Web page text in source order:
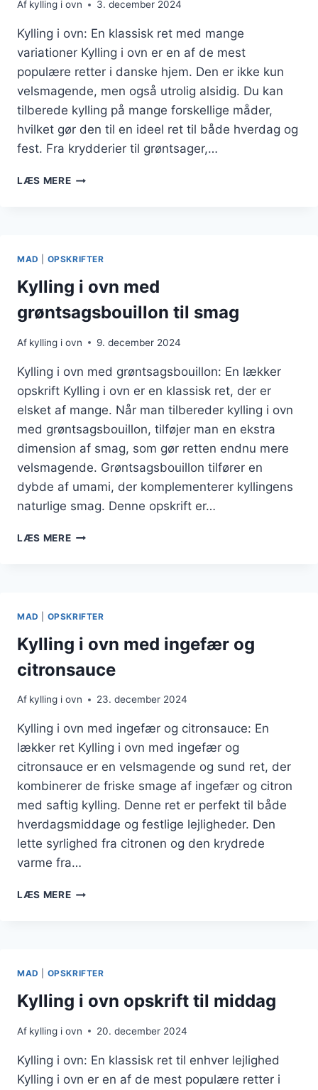
Af kylling i ovn 3. december 2024
Kylling i ovn: En klassisk ret med mange
variationer Kylling i ovn er en af de mest
populære retter i danske hjem. Den er ikke kun
velsmagende, men også utrolig alsidig. Du kan
tilberede kylling på mange forskellige måder,
hvilket gør den til en ideel ret til både hverdag og
fest. Fra krydderier til grøntsager,…
LÆS MEREKYLLING
MAD OPSKRIFTER
Kylling i ovn med
grøntsagsbouillon til smag
Af kylling i ovn 9. december 2024
Kylling i ovn med grøntsagsbouillon: En lækker
opskrift Kylling i ovn er en klassisk ret, der er
elsket af mange. Når man tilbereder kylling i ovn
med grøntsagsbouillon, tilføjer man en ekstra
dimension af smag, som gør retten endnu mere
velsmagende. Grøntsagsbouillon tilfører en
dybde af umami, der komplementerer kyllingens
naturlige smag. Denne opskrift er…
LÆS MEREKYLLING
MAD OPSKRIFTER
Kylling i ovn med ingefær og
citronsauce
Af kylling i ovn 23. december 2024
Kylling i ovn med ingefær og citronsauce: En
lækker ret Kylling i ovn med ingefær og
citronsauce er en velsmagende og sund ret, der
kombinerer de friske smage af ingefær og citron
med saftig kylling. Denne ret er perfekt til både
hverdagsmiddage og festlige lejligheder. Den
lette syrlighed fra citronen og den krydrede
varme fra…
LÆS MEREKYLLING
MAD OPSKRIFTER
Kylling i ovn opskrift til middag
Af kylling i ovn 20. december 2024
Kylling i ovn: En klassisk ret til enhver lejlighed
Kylling i ovn er en af de mest populære retter i